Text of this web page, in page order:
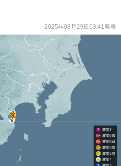
2025年08月29日03:41発表